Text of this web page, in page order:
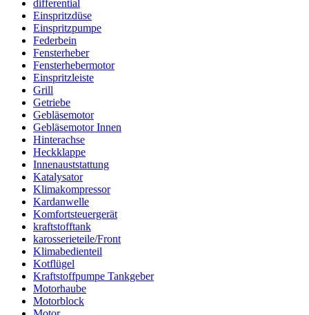
differential
Einspritzdüse
Einspritzpumpe
Federbein
Fensterheber
Fensterhebermotor
Einspritzleiste
Grill
Getriebe
Gebläsemotor
Gebläsemotor Innen
Hinterachse
Heckklappe
Innenauststattung
Katalysator
Klimakompressor
Kardanwelle
Komfortsteuergerät
kraftstofftank
karosserieteile/Front
Klimabedienteil
Kotflügel
Kraftstoffpumpe Tankgeber
Motorhaube
Motorblock